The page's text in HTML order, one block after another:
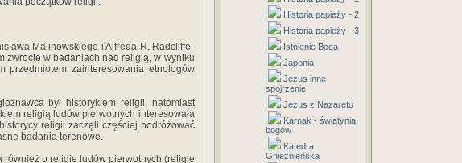
Malinowskiego i Alfreda R. Radcliffe-
zwrocie w badaniach nad religią, w wyniku
przedmiotem zainteresowania etnologów
był historykiem religii, natomiast
religią ludów pierwotnych interesowała
religii zaczęli częściej podróżować
badania terenowe.
również o religie ludów pierwotnych (religie
Historia papieży - 2
Historia papieży - 3
Istnienie Boga
Japonia
Jezus inne
spojrzenie
Jezus z Nazaretu
Karnak - świątynia
bogów
Katedra
Gnieźnieńska